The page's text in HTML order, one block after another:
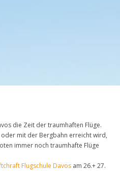
die Zeit der traumhaften Flüge.
mit der Bergbahn erreicht wird,
immer noch traumhafte Flüge
Flugschule Davos am 26.+ 27.